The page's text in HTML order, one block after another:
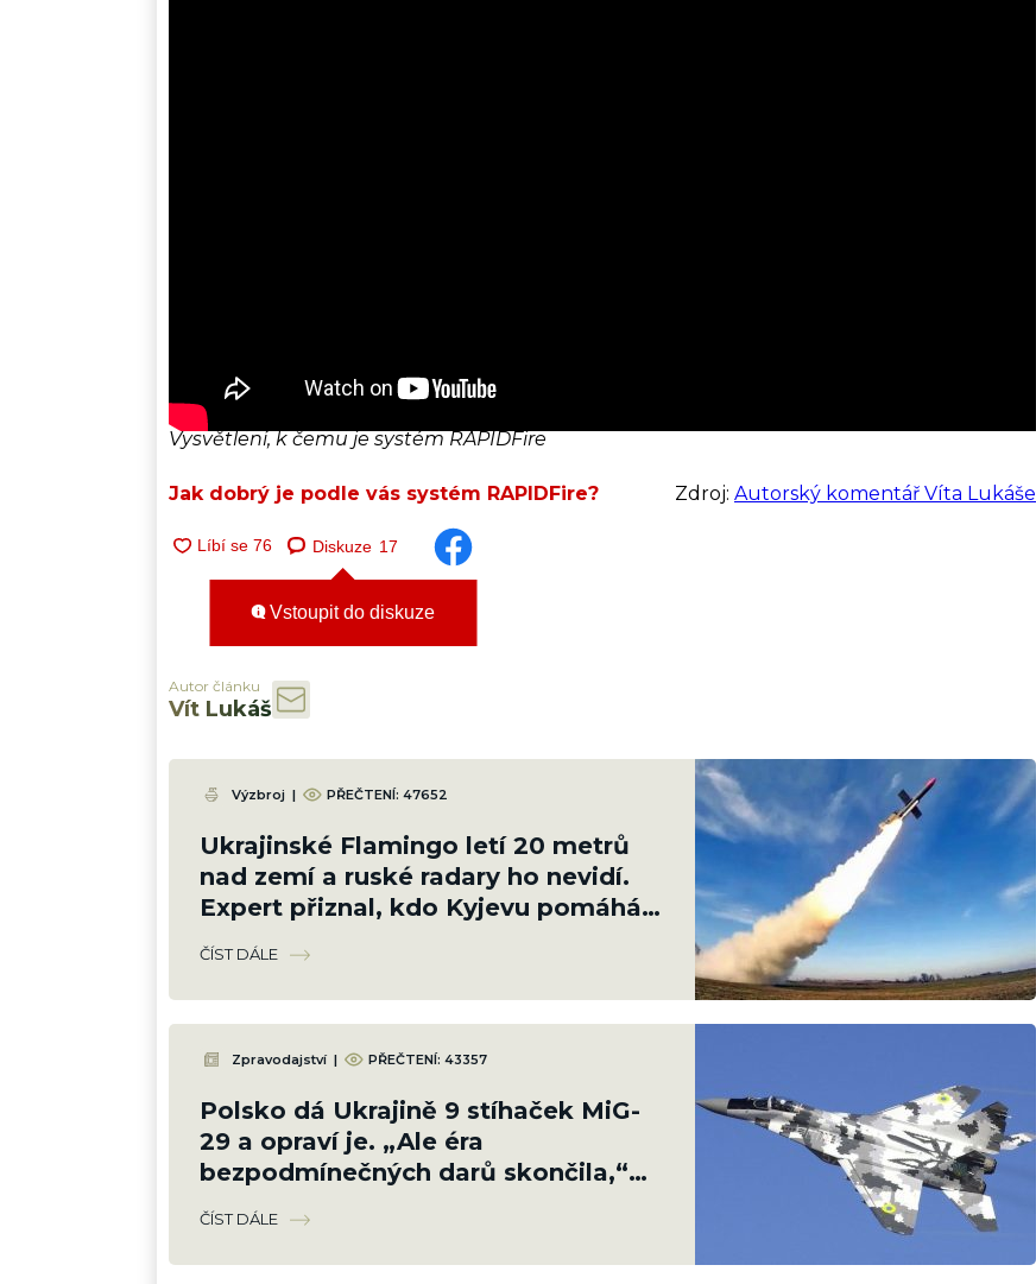
Vysvětlení, k čemu je systém RAPIDFire
Jak dobrý je podle vás systém RAPIDFire? Zdroj: Autorský komentář Víta Lukáše
Diskuze 17
Vstoupit do diskuze
Autor článku
Vít Lukáš
Výzbroj | PŘEČTENÍ: 47652
Ukrajinské Flamingo letí 20 metrů
nad zemí a ruské radary ho nevidí.
Expert přiznal, kdo Kyjevu pomáhá s
naváděním
ČÍST DÁLE
Zpravodajství | PŘEČTENÍ: 43357
Polsko dá Ukrajině 9 stíhaček MiG-
29 a opraví je. „Ale éra
bezpodmínečných darů skončila,“
vzkázala Varšava
ČÍST DÁLE